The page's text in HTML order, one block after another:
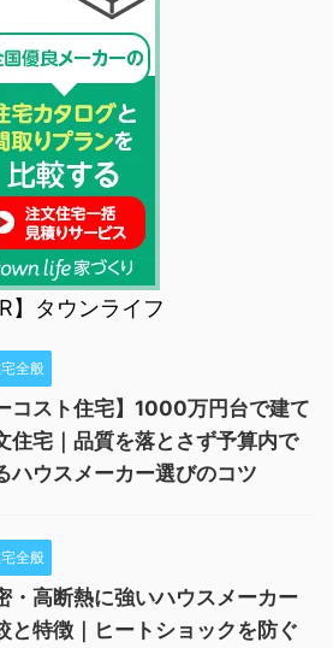
】タウンライフ
全般
コスト住宅】1000万円台で建て
住宅｜品質を落とさず予算内で
ハウスメーカー選びのコツ
全般
・高断熱に強いハウスメーカー
と特徴｜ヒートショックを防ぐ